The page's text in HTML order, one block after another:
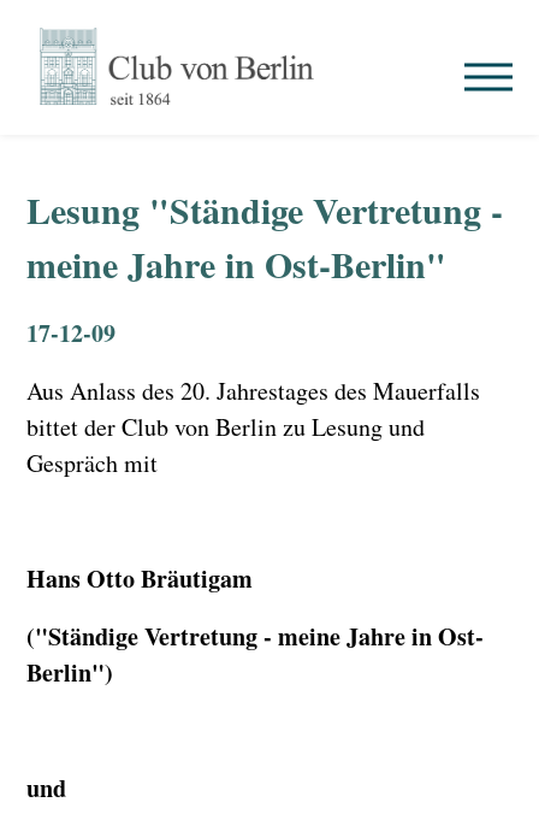
Lesung "Ständige Vertretung -
meine Jahre in Ost-Berlin"
17-12-09
Aus Anlass des 20. Jahrestages des Mauerfalls
bittet der Club von Berlin zu Lesung und
Gespräch mit
Hans Otto Bräutigam
("Ständige Vertretung - meine Jahre in Ost-
Berlin")
und